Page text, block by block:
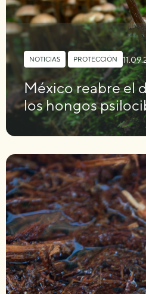
NOTICIAS PROTECCIÓN
México reabre el
los hongos